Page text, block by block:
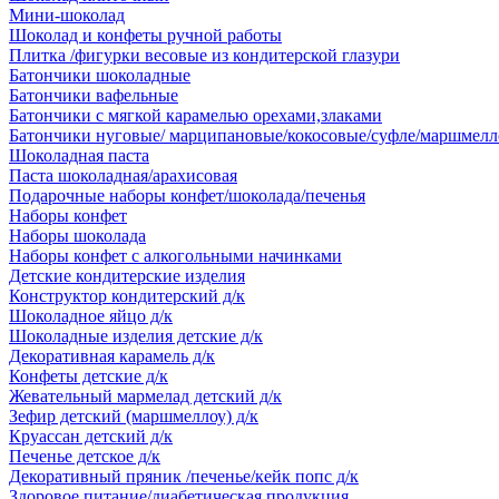
Мини-шоколад
Шоколад и конфеты ручной работы
Плитка /фигурки весовые из кондитерской глазури
Батончики шоколадные
Батончики вафельные
Батончики с мягкой карамелью орехами,злаками
Батончики нуговые/ марципановые/кокосовые/суфле/
Шоколадная паста
Паста шоколадная/арахисовая
Подарочные наборы конфет/шоколада/печенья
Наборы конфет
Наборы шоколада
Наборы конфет с алкогольными начинками
Детские кондитерские изделия
Конструктор кондитерский д/к
Шоколадное яйцо д/к
Шоколадные изделия детские д/к
Декоративная карамель д/к
Конфеты детские д/к
Жевательный мармелад детский д/к
Зефир детский (маршмеллоу) д/к
Круассан детский д/к
Печенье детское д/к
Декоративный пряник /печенье/кейк попс д/к